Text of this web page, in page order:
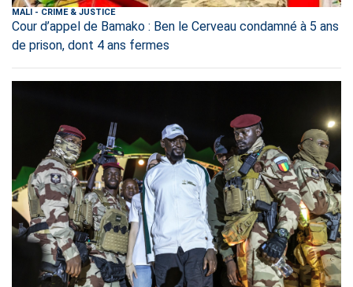
MALI - CRIME & JUSTICE
Cour d’appel de Bamako : Ben le Cerveau condamné à 5 ans
de prison, dont 4 ans fermes